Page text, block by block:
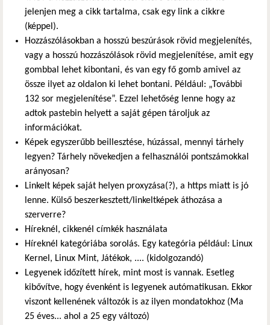
jelenjen meg a cikk tartalma, csak egy link a cikkre
(képpel).
Hozzászólásokban a hosszú beszúrások rövid megjelenítés,
vagy a hosszú hozzászólások rövid megjelenítése, amit egy
gombbal lehet kibontani, és van egy fő gomb amivel az
össze ilyet az oldalon ki lehet bontani. Például: „További
132 sor megjelenítése”. Ezzel lehetőség lenne hogy az
adtok pastebin helyett a saját gépen tároljuk az
információkat.
Képek egyszerűbb beillesztése, húzással, mennyi tárhely
legyen? Tárhely növekedjen a felhasználói pontszámokkal
arányosan?
Linkelt képek saját helyen proxyzása(?), a https miatt is jó
lenne. Külső beszerkesztett/linkeltképek áthozása a
szerverre?
Híreknél, cikkenél címkék használata
Híreknél kategóriába sorolás. Egy kategória például: Linux
Kernel, Linux Mint, Játékok, .... (kidolgozandó)
Legyenek időzített hírek, mint most is vannak. Esetleg
kibővítve, hogy évenként is legyenek autómatikusan. Ekkor
viszont kellenének változók is az ilyen mondatokhoz (Ma
25 éves... ahol a 25 egy változó)